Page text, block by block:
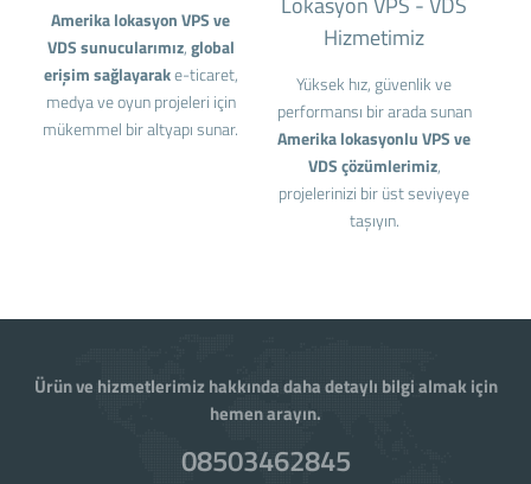
Amerika lokasyon VPS ve
VDS sunucularımız,global
erişim sağlayarake-ticaret,
medya ve oyun projeleri için
mükemmel bir altyapı sunar.
Hizmetimiz
Yüksek hız, güvenlik ve
performansı bir arada sunan
Amerika lokasyonlu VPS ve
VDS çözümlerimiz,
projelerinizi bir üst seviyeye
taşıyın.
Ürün ve hizmetlerimiz hakkında daha detaylı bilgi almak için
hemen arayın.
08503462845